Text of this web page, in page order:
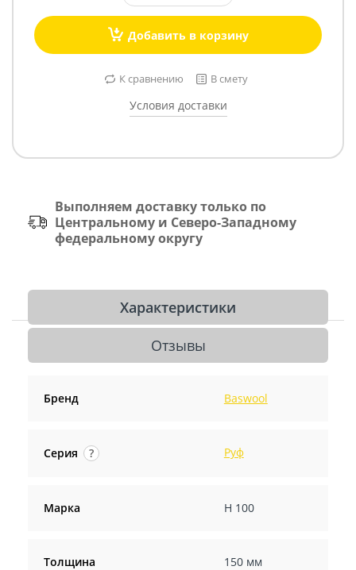
Добавить в корзину
К сравнению В смету
Условия доставки
Выполняем доставку только по
Центральному и Северо-Западному
федеральному округу
Характеристики
Отзывы
Бренд Baswool
Серия ? Руф
Марка Н 100
Толщина 150 мм